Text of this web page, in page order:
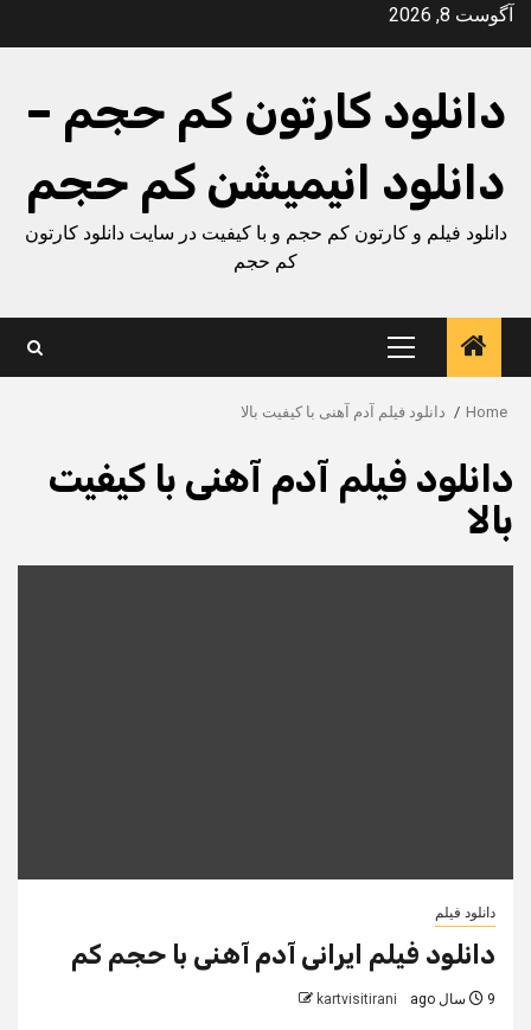
Skipآگوست 8, 2026
دانلود کارتون کم حجم –
دانلود انیمیشن کم حجم
دانلود فیلم و کارتون کم حجم و با کیفیت در سایت دانلود کارتون
کم حجم
Primary
Menu
Home دانلود فیلم آدم آهنی با کیفیت بالا
دانلود فیلم آدم آهنی با کیفیت
بالا
دانلود فیلم
دانلود فیلم ایرانی آدم آهنی با حجم کم
9 سال ago kartvisitirani